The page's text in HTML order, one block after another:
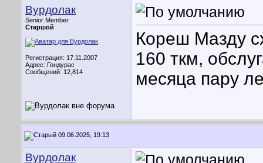
Вурдолак
Senior Member
Старшой
Регистрация: 17.11.2007
Адрес: Гондурас
Сообщений: 12,814
Кореш Мазду
160 ткм,
месяца пару
09.06.2025, 19:13
Вурдолак